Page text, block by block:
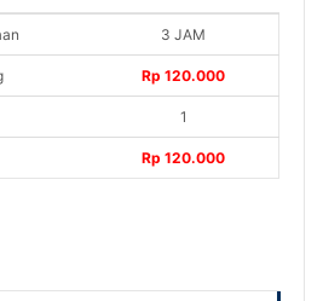
3 JAM
Rp 120.000
1
Rp 120.000